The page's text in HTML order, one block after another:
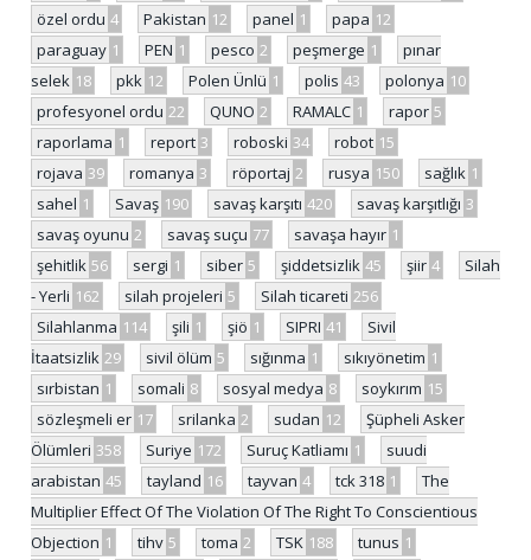
özel ordu 4 Pakistan 12 panel 1 papa 12
paraguay 1 PEN 1 pesco 2 peşmerge 1
pınar
selek 18 pkk 12 Polen Ünlü 1 polis 43 polonya 10
profesyonel ordu 22 QUNO 2 RAMALC 1 rapor 5
raporlama 1 report 3 roboski 34 robot 15
rojava 39 romanya 3 röportaj 2 rusya 150 sağlık 1
sahel 1 Savaş 190 savaş karşıtı 420 savaş karşıtlığı 3
savaş oyunu 2 savaş suçu 77 savaşa hayır 1
şehitlik 56 sergi 1 siber 5 şiddetsizlik 45 şiir 4
Silah
- Yerli 162 silah projeleri 5 Silah ticareti 256
Silahlanma 114 şili 1 şiö 1 SIPRI 41
Sivil
İtaatsizlik 29 sivil ölüm 5 sığınma 1 sıkıyönetim 1
sırbistan 1 somali 8 sosyal medya 8 soykırım 15
sözleşmeli er 17 srilanka 2 sudan 12
Şüpheli Asker
Ölümleri 358 Suriye 172 Suruç Katliamı 1
suudi
arabistan 45 tayland 16 tayvan 4 tck 318 1
The
Multiplier Effect Of The Violation Of The Right To Conscientious
Objection 1 tihv 5 toma 2 TSK 188 tunus 1